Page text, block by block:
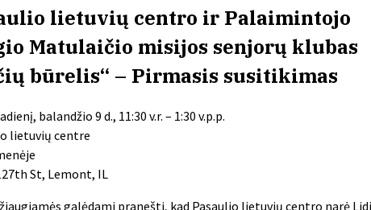
lietuvių centro ir Palaimintojo
Matulaičio misijos senjorų klubas
būrelis“ – Pirmasis susitikimas
balandžio 9 d., 11:30 v.r. – 1:30 v.p.p.
lietuvių centre
St, Lemont, IL
galėdami pranešti, kad Pasaulio lietuvių centro narė